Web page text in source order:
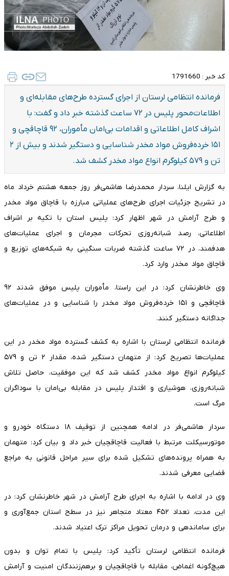
کد خبر : 1791660
فرمانده انتظامی لرستان از اجرای گسترده طرح‌های مقابله‌ای و
اطلاعات‌محور پلیس در ۷۲ ساعت گذشته خبر داد و گفت: با
اشراف کامل اطلاعاتی و اقدامات بی‌امان مأموران، ۹۲ قاچاقچی و
۱۵۱ خرده‌فروش مواد مخدر شناسایی و دستگیر شدند و بیش از ۲
تن و ۵۷۹ کیلوگرم انواع مواد مخدر کشف شد.
به گزارش ایلنا، سردار محمدرضا هاشمی‌فر روز جمعه هشتم خرداد ماه
در تشریح جزئیات اجرای طرح‌های عملیاتی مبارزه با قاچاق مواد مخدر
و طرح آرامش در شهر اظهار کرد: پلیس استان با تکیه بر اشراف
اطلاعاتی، رصد شبانه‌روزی تحرکات مجرمان و اجرای عملیات‌های
هدفمند، در ۷۲ ساعت گذشته ضربات سنگینی به شبکه‌های توزیع و
قاچاق مواد مخدر وارد کرد.
وی خاطرنشان کرد: در این راستا، مأموران پلیس موفق شدند ۹۲
قاچاقچی و ۱۵۱ خرده‌فروش مواد مخدر را شناسایی و در عملیات‌های
جداگانه دستگیر کنند.
فرمانده انتظامی لرستان با اشاره به کشف گسترده مواد مخدر در این
عملیات‌ها تصریح کرد: از متهمان دستگیر شده، مقدار ۲ تن و ۵۷۹
کیلوگرم انواع مواد مخدر کشف شد که این موفقیت، حاصل تلاش
شبانه‌روزی، هوشیاری و اقتدار پلیس در مقابله بی‌امان با سوداگران
مرگ است.
سردار هاشمی‌فر در ادامه همچنین از توقیف ۱۸ دستگاه خودرو و
موتورسیکلت مرتبط با فعالیت قاچاقچیان خبر داد و بیان کرد: متهمان
به همراه پرونده‌های تشکیل شده برای سیر مراحل قانونی به مراجع
قضایی معرفی شدند.
وی در ادامه با اشاره به اجرای طرح آرامش در شهر خاطرنشان کرد: در
این مدت، تعداد ۴۵۲ معتاد متجاهر نیز در سطح استان جمع‌آوری و
برای ساماندهی و درمان تحویل مراکز ترک اعتیاد شدند.
فرمانده انتظامی لرستان تأکید کرد: پلیس با تمام توان و بدون
هیچ‌گونه اغماض، مقابله با قاچاقچیان و برهم‌زنندگان امنیت و آرامش